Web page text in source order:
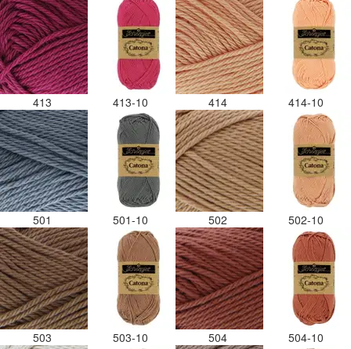
413 413-10 414 414-10
501 501-10 502 502-10
503 503-10 504 504-10